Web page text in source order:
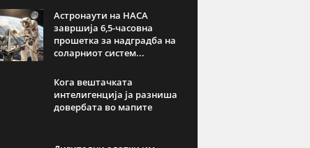
Астронаути на НАСА
завршија 6,5-часовна
прошетка за надградба на
соларниот систем...
Кога вештачката
интелигенција ја разниша
довербата во мапите